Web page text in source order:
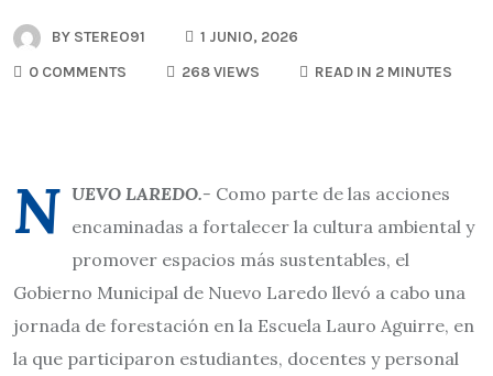
BY STEREO91
1 JUNIO, 2026
0 COMMENTS
268 VIEWS READ IN 2 MINUTES
N UEVO LAREDO.- Como parte de las acciones
encaminadas a fortalecer la cultura ambiental y
promover espacios más sustentables, el
Gobierno Municipal de Nuevo Laredo llevó a cabo una
jornada de forestación en la Escuela Lauro Aguirre, en
la que participaron estudiantes, docentes y personal